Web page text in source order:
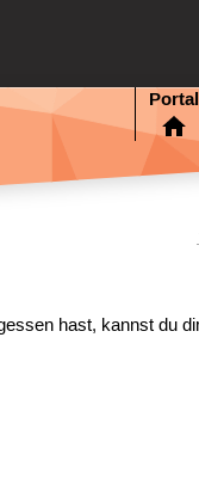
Portal
hast, kannst du